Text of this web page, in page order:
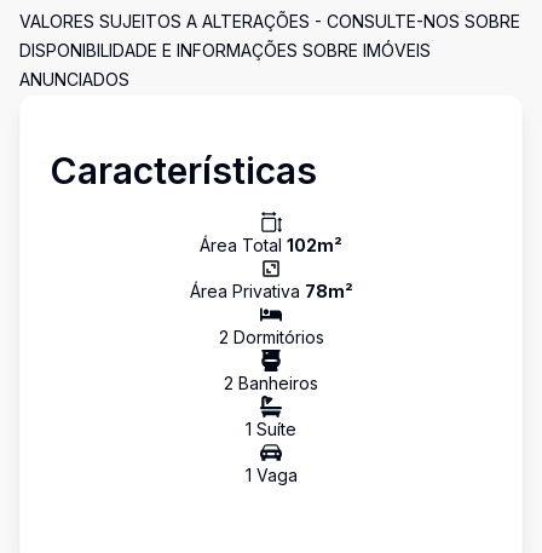
VALORES SUJEITOS A ALTERAÇÕES - CONSULTE-NOS SOBRE
DISPONIBILIDADE E INFORMAÇÕES SOBRE IMÓVEIS
ANUNCIADOS
Características
Área Total 102m²
Área Privativa 78m²
2 Dormitórios
2 Banheiros
1 Suíte
1 Vaga